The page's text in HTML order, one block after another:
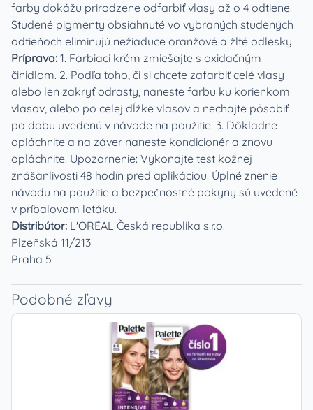
farby dokážu prirodzene odfarbiť vlasy až o 4 odtiene.
Studené pigmenty obsiahnuté vo vybraných studených
odtieňoch eliminujú nežiaduce oranžové a žlté odlesky.
Príprava: 1. Farbiaci krém zmiešajte s oxidačným
činidlom. 2. Podľa toho, či si chcete zafarbiť celé vlasy
alebo len zakryť odrasty, naneste farbu ku korienkom
vlasov, alebo po celej dĺžke vlasov a nechajte pôsobiť
po dobu uvedenú v návode na použitie. 3. Dôkladne
opláchnite a na záver naneste kondicionér a znovu
opláchnite. Upozornenie: Vykonajte test kožnej
znášanlivosti 48 hodín pred aplikáciou! Úplné znenie
návodu na použitie a bezpečnostné pokyny sú uvedené
v príbalovom letáku.
Distribútor: L'ORÉAL Česká republika s.r.o.
Plzeňská 11/213
Praha 5
Podobné zľavy